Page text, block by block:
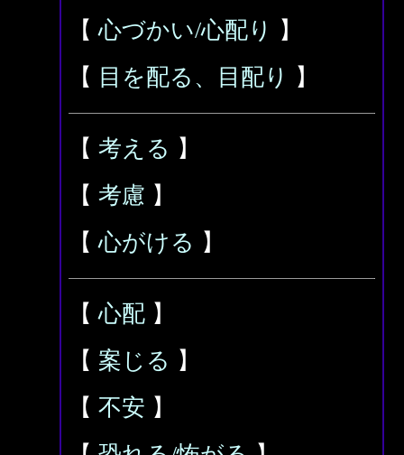
【心づかい/心配り
】
【 目を配る、目配り 】
【 考える 】
【 考慮 】
【心がける 】
【心配 】
【 案じる 】
【 不安 】